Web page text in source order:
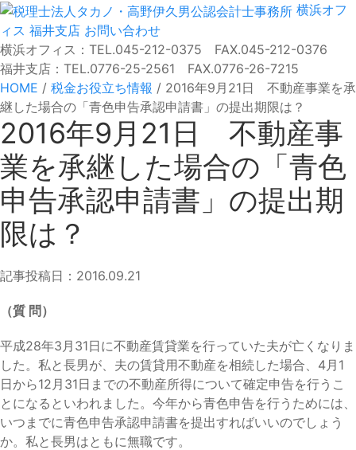
横浜オフ
ィス 福井支店 お問い合わせ
横浜オフィス：TEL.045-212-0375 FAX.045-212-0376
福井支店：TEL.0776-25-2561 FAX.0776-26-7215
HOME / 税金お役立ち情報 / 2016年9月21日 不動産事業を承
継した場合の「青色申告承認申請書」の提出期限は？
2016年9月21日 不動産事
業を承継した場合の「青色
申告承認申請書」の提出期
限は？
記事投稿日：2016.09.21
（質 問）
平成28年3月31日に不動産賃貸業を行っていた夫が亡くなりま
した。私と長男が、夫の賃貸用不動産を相続した場合、4月1
日から12月31日までの不動産所得について確定申告を行うこ
とになるといわれました。今年から青色申告を行うためには、
いつまでに青色申告承認申請書を提出すればいいのでしょう
か。私と長男はともに無職です。